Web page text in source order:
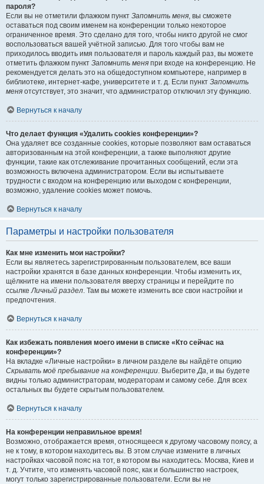
пароля?
Если вы не отметили флажком пункт Запомнить меня, вы сможете
оставаться под своим именем на конференции только некоторое
ограниченное время. Это сделано для того, чтобы никто другой не смог
воспользоваться вашей учётной записью. Для того чтобы вам не
приходилось вводить имя пользователя и пароль каждый раз, вы можете
отметить флажком пункт Запомнить меня при входе на конференцию. Не
рекомендуется делать это на общедоступном компьютере, например в
библиотеке, интернет-кафе, университете и т. д. Если пункт Запомнить
меня отсутствует, это значит, что администратор отключил эту функцию.
Вернуться к началу
Что делает функция «Удалить cookies конференции»?
Она удаляет все созданные cookies, которые позволяют вам оставаться
авторизованным на этой конференции, а также выполняют другие
функции, такие как отслеживание прочитанных сообщений, если эта
возможность включена администратором. Если вы испытываете
трудности с входом на конференцию или выходом с конференции,
возможно, удаление cookies может помочь.
Вернуться к началу
Параметры и настройки пользователя
Как мне изменить мои настройки?
Если вы являетесь зарегистрированным пользователем, все ваши
настройки хранятся в базе данных конференции. Чтобы изменить их,
щёлкните на имени пользователя вверху страницы и перейдите по
ссылкеЛичный раздел. Там вы можете изменить все свои настройки и
предпочтения.
Вернуться к началу
Как избежать появления моего имени в списке «Кто сейчас на
конференции»?
На вкладке «Личные настройки» в личном разделе вы найдёте опцию
Скрывать моё пребывание на конференции. ВыберитеДа, и вы будете
видны только администраторам, модераторам и самому себе. Для всех
остальных вы будете скрытым пользователем.
Вернуться к началу
На конференции неправильное время!
Возможно, отображается время, относящееся к другому часовому поясу, а
не к тому, в котором находитесь вы. В этом случае измените в личных
настройках часовой пояс на тот, в котором вы находитесь: Москва, Киев и
т. д. Учтите, что изменять часовой пояс, как и большинство настроек,
могут только зарегистрированные пользователи. Если вы не